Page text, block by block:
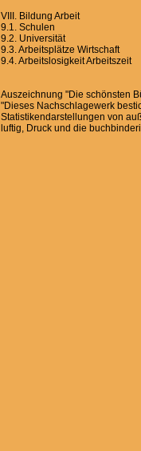
VIII. Bildung Arbeit
9.1. Schulen
9.2. Universität
9.3. Arbeitsplätze Wirtschaft
9.4. Arbeitslosigkeit Arbeitszeit
Auszeichnung "Die schönsten
"Dieses Nachschlagewerk
Statistikendarstellungen von
luftig, Druck und die